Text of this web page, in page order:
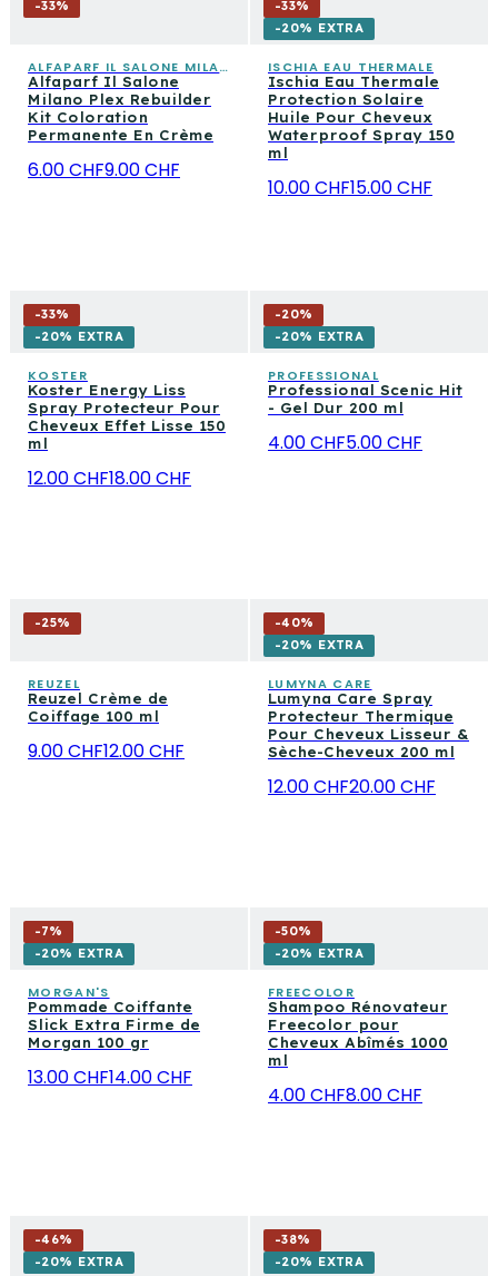
-33%
ALFAPARF IL SALONE MILANO
Alfaparf Il Salone
Milano Plex Rebuilder
Kit Coloration
Permanente En Crème
6.00 CHF9.00 CHF
-33%
-20% EXTRA
ISCHIA EAU THERMALE
Ischia Eau Thermale
Protection Solaire
Huile Pour Cheveux
Waterproof Spray 150
ml
10.00 CHF15.00 CHF
-33%
-20% EXTRA
KOSTER
Koster Energy Liss
Spray Protecteur Pour
Cheveux Effet Lisse 150
ml
12.00 CHF18.00 CHF
-20%
-20% EXTRA
PROFESSIONAL
Professional Scenic Hit
- Gel Dur 200 ml
4.00 CHF5.00 CHF
-25%
REUZEL
Reuzel Crème de
Coiffage 100 ml
9.00 CHF12.00 CHF
-40%
-20% EXTRA
LUMYNA CARE
Lumyna Care Spray
Protecteur Thermique
Pour Cheveux Lisseur &
Sèche-Cheveux 200 ml
12.00 CHF20.00 CHF
-7%
-20% EXTRA
MORGAN'S
Pommade Coiffante
Slick Extra Firme de
Morgan 100 gr
13.00 CHF14.00 CHF
-50%
-20% EXTRA
FREECOLOR
Shampoo Rénovateur
Freecolor pour
Cheveux Abîmés 1000
ml
4.00 CHF8.00 CHF
-46%
-20% EXTRA
-38%
-20% EXTRA